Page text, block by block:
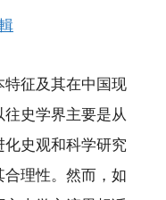
征及其在中国现
史学界主要是从
史观和科学研究
理性。然而，如